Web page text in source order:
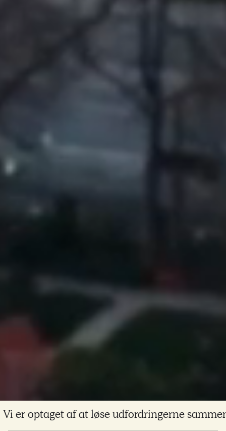
Vi er optaget af at løse udfordringerne